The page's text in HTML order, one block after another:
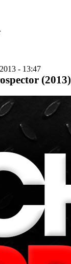
- 13:47
(2013)